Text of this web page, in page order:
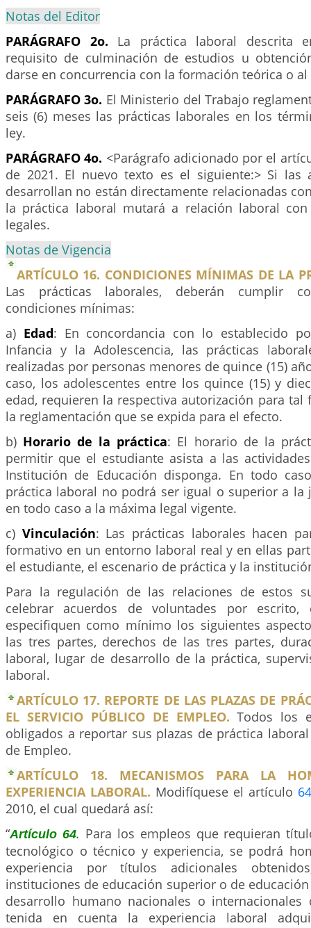
Notas del Editor
PARÁGRAFO 2o. La práctica laboral descrita
requisito de culminación de estudios u
darse en concurrencia con la formación teórica o
PARÁGRAFO 3o. El Ministerio del Trabajo
seis (6) meses las prácticas laborales en los
ley.
PARÁGRAFO 4o. <Parágrafo adicionado por el
de 2021. El nuevo texto es el siguiente:> Si las
desarrollan no están directamente relacionadas
la práctica laboral mutará a relación laboral
legales.
Notas de Vigencia
ARTÍCULO 16. CONDICIONES MÍNIMAS DE LA
Las prácticas laborales, deberán cumplir
condiciones mínimas:
a) Edad: En concordancia con lo establecido
Infancia y la Adolescencia, las prácticas
realizadas por personas menores de quince (15)
caso, los adolescentes entre los quince (15) y
edad, requieren la respectiva autorización para tal
la reglamentación que se expida para el efecto.
b) Horario de la práctica: El horario de la
permitir que el estudiante asista a las
Institución de Educación disponga. En todo
práctica laboral no podrá ser igual o superior a la
en todo caso a la máxima legal vigente.
c) Vinculación: Las prácticas laborales hacen
formativo en un entorno laboral real y en ellas
el estudiante, el escenario de práctica y la
Para la regulación de las relaciones de estos
celebrar acuerdos de voluntades por
especifiquen como mínimo los siguientes
las tres partes, derechos de las tres partes,
laboral, lugar de desarrollo de la práctica,
laboral.
ARTÍCULO 17. REPORTE DE LAS PLAZAS DE
EL SERVICIO PÚBLICO DE EMPLEO. Todos los
obligados a reportar sus plazas de práctica
de Empleo.
ARTÍCULO 18. MECANISMOS PARA LA
EXPERIENCIA LABORAL. Modifíquese el artículo 64
2010, el cual quedará así:
“Artículo 64. Para los empleos que requieran
tecnológico o técnico y experiencia, se podrá
experiencia por títulos adicionales
instituciones de educación superior o de
desarrollo humano nacionales o internacionales
tenida en cuenta la experiencia laboral